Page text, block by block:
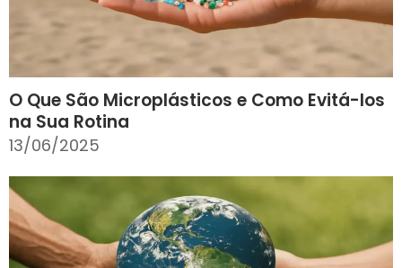
O Que São Microplásticos e Como Evitá-los
na Sua Rotina
13/06/2025